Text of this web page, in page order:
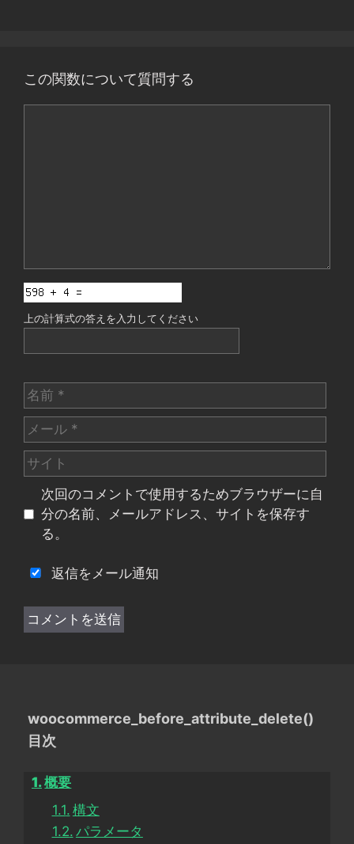
この関数について質問する
上の計算式の答えを入力してください
名
前
メ
ー
ル
サ
イ
次回のコメントで使用するためブラウザーに自
分の名前、メールアドレス、サイトを保存す
る。
返信をメール通知
woocommerce_before_attribute_delete()
目次
概要
構文
パラメータ